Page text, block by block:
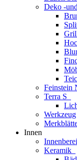
Deko -
Feinstein
Terra S
Werkzeug
Innen
Keramik